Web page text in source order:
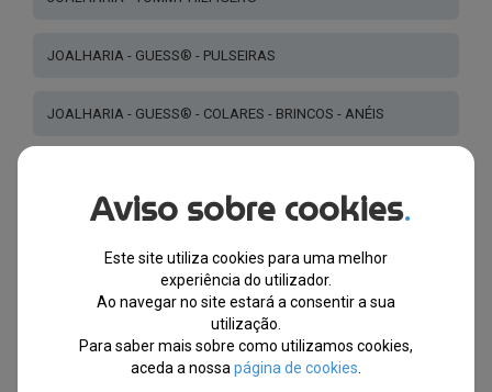
JOALHARIA - GUESS® - PULSEIRAS
JOALHARIA - GUESS® - COLARES - BRINCOS - ANÉIS
PULSEIRAS DE PELE E PEDRAS- HOMEM - MULHER
JOALHARIA - PRATA DE LEI 925
Aviso sobre cookies.
Este site utiliza cookies para uma melhor
experiência do utilizador.
Ao navegar no site estará a consentir a sua
utilização.
Para saber mais sobre como utilizamos cookies,
aceda a nossa página de cookies